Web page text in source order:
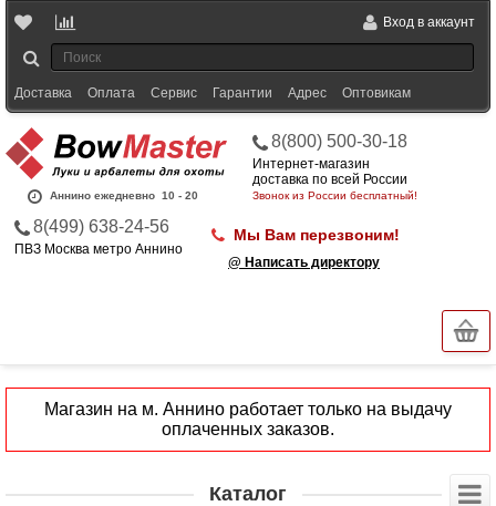
Вход в аккаунт
Доставка Оплата Сервис Гарантии Адрес Оптовикам
Аннино ежедневно 10 - 20
8(800) 500-30-18
Интернет-магазин
доставка по всей России
Звонок из России бесплатный!
8(499) 638-24-56
ПВЗ Москва метро Аннино
Мы Вам перезвоним!
@ Написать директору
Магазин на м. Аннино работает только на выдачу
оплаченных заказов.
Каталог